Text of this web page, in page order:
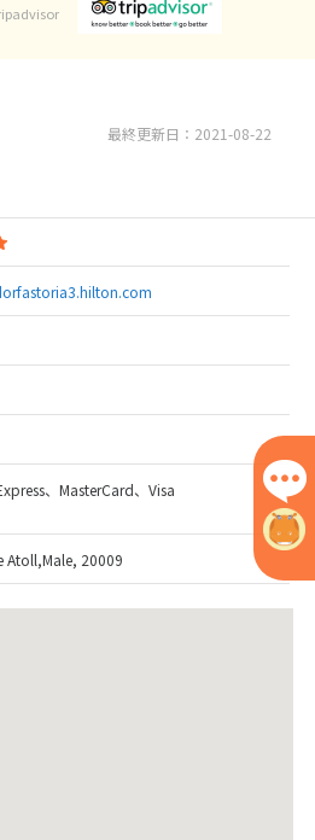
最終更新日：2021-08-22
、MasterCard、Visa
Atoll,Male, 20009